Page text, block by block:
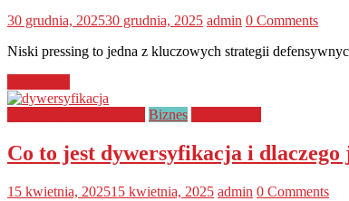
30 grudnia, 202530 grudnia, 2025 admin 0 Comments
Niski pressing to jedna z kluczowych strategii
Biznes
Co to jest dywersyfikacja i dlaczego
15 kwietnia, 202515 kwietnia, 2025 admin 0 Comments